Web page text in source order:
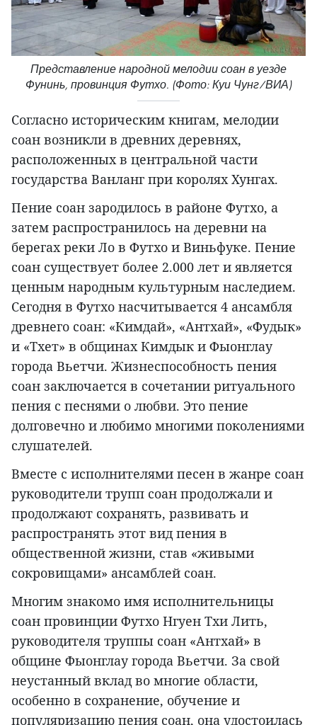
Представление народной мелодии соан в уезде
Фунинь, провинция Футхо. (Фото: Куи Чунг/ВИА)
Согласно историческим книгам, мелодии
соан возникли в древних деревнях,
расположенных в центральной части
государства Ванланг при королях Хунгах.
Пение соан зародилось в районе Футхо, а
затем распространилось на деревни на
берегах реки Ло в Футхо и Виньфуке. Пение
соан существует более 2.000 лет и является
ценным народным культурным наследием.
Сегодня в Футхо насчитывается 4 ансамбля
древнего соан: «Кимдай», «Антхай», «Фудык»
и «Тхет» в общинах Кимдык и Фыонглау
города Вьетчи. Жизнеспособность пения
соан заключается в сочетании ритуального
пения с песнями о любви. Это пение
долговечно и любимо многими поколениями
слушателей.
Вместе с исполнителями песен в жанре соан
руководители трупп соан продолжали и
продолжают сохранять, развивать и
распространять этот вид пения в
общественной жизни, став «живыми
сокровищами» ансамблей соан.
Многим знакомо имя исполнительницы
соан провинции Футхо Нгуен Тхи Лить,
руководителя труппы соан «Антхай» в
общине Фыонглау города Вьетчи. За свой
неустанный вклад во многие области,
особенно в сохранение, обучение и
популяризацию пения соан, она удостоилась